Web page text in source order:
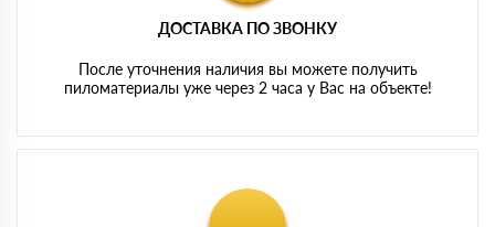
ДОСТАВКА ПО ЗВОНКУ
После уточнения наличия вы можете получить
пиломатериалы уже через 2 часа у Вас на объекте!